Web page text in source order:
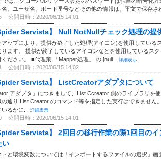
、ユーザ名、ポート番号などその他の情報は、平文で保存さ
公開日時：2020/06/15 14:01
Servista】 Null NotNullチェック処理の提
アップにより、提供が終了した処理(アイコン)を使用している
ります。 提供が終了しているアイコンなどを使用しているス
ください。 ■代理策 「Mapper処理」 の [null...
詳細表示
公開日時：2020/06/15 14:02
Servista】 ListCreatorアダプタについて
アダプタ」につきまして、List Ccreator 側のライブラリを
の通り List Creator のコマンド等を指定した実行はできません
るかに...
詳細表示
公開日時：2020/06/15 14:01
Servista】 2回目の移行作業の際1回目の
い
トと環境変数については「インポートするファイルの選択」